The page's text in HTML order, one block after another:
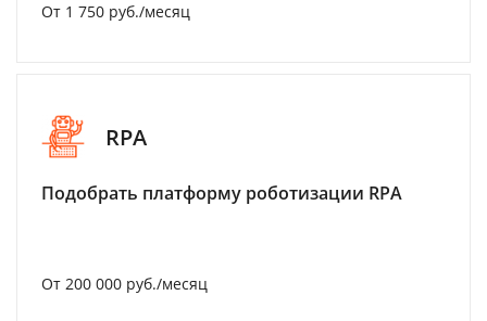
От 1 750 руб./месяц
RPA
Подобрать платформу роботизации RPA
От 200 000 руб./месяц